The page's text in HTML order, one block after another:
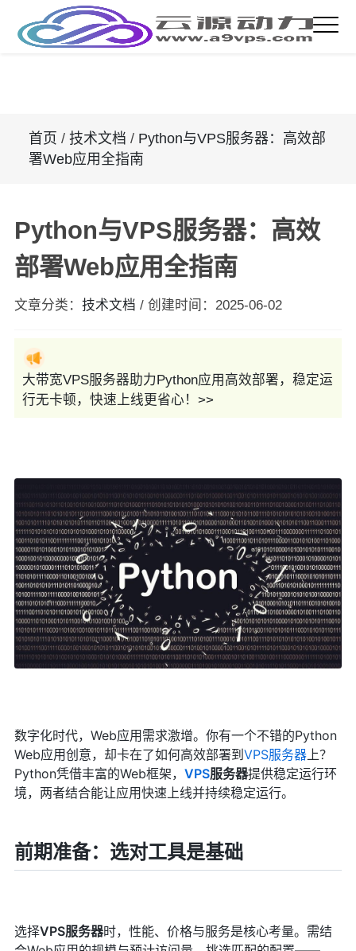
首页 / 技术文档 / Python与VPS服务器：高效部
署Web应用全指南
Python与VPS服务器：高效
部署Web应用全指南
文章分类： 技术文档 / 创建时间： 2025-06-02
大带宽VPS服务器助力Python应用高效部署，稳定运
行无卡顿，快速上线更省心！>>
数字化时代，Web应用需求激增。你有一个不错的Python
Web应用创意，却卡在了如何高效部署到VPS服务器上？
Python凭借丰富的Web框架， VPS服务器提供稳定运行环
境，两者结合能让应用快速上线并持续稳定运行。
前期准备：选对工具是基础
选择VPS服务器时，性能、价格与服务是核心考量。需结